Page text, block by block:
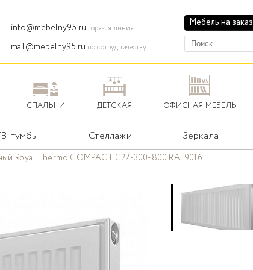
info@mebelny95.ru горячая линия
mail@mebelny95.ru по сотрудничеству
Мебель на заказ
СПАЛЬНИ ДЕТСКАЯ ОФИСНАЯ МЕБЕЛЬ
тумбы Стеллажи Зеркала
Royal Thermo COMPACT C22-300-800 RAL9016